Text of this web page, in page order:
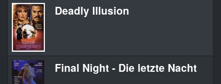
Deadly Illusion
Final Night - Die letzte Nacht